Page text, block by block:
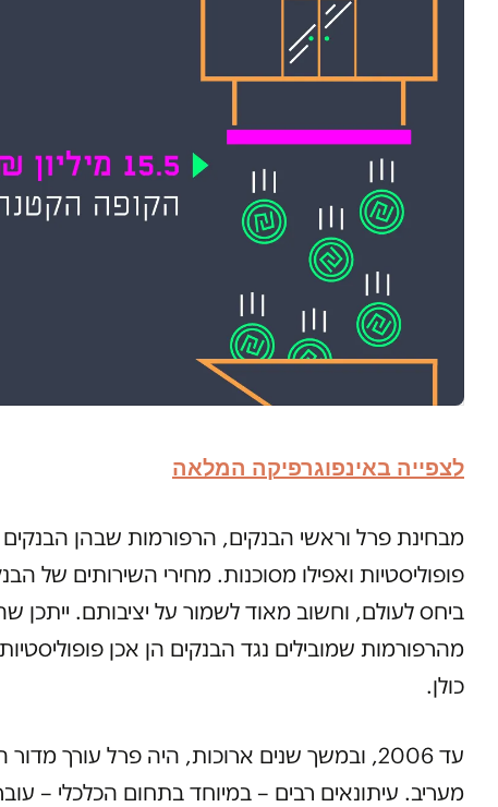
לצפייה באינפוגרפיקה המלאה
מבחינת פרל וראשי הבנקים, הרפורמות שבהן הבנקים
פופוליסטיות ואפילו מסוכנות. מחירי השירותים של
ביחס לעולם, וחשוב מאוד לשמור על יציבותם. ייתכן
מהרפורמות שמובילים נגד הבנקים הן אכן
כולן.
עד 2006, ובמשך שנים ארוכות, היה פרל עורך
מעריב. עיתונאים רבים – במיוחד בתחום הכלכלי –